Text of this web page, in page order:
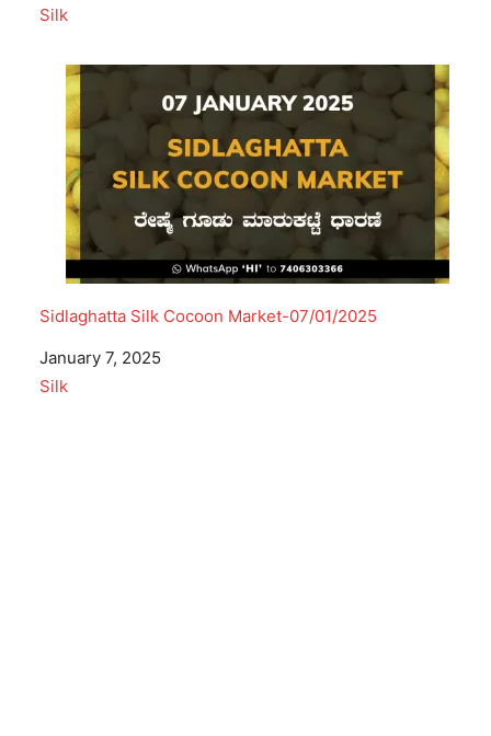
In relation to
Silk
Sidlaghatta Silk Cocoon Market-07/01/2025
Date
January 7, 2025
In relation to
Silk